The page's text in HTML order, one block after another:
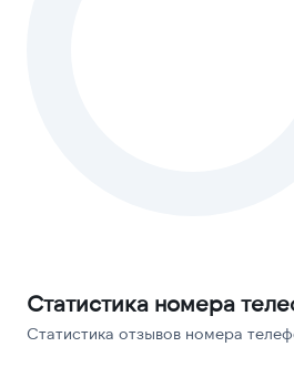
Статистика номера
Статистика отзывов номера